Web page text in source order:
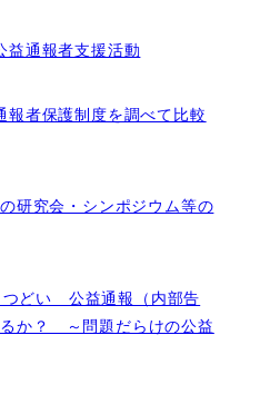
益通報者支援活動
者保護制度を調べて比較
研究会・シンポジウム等の
どい 公益通報（内部告
か？ ～問題だらけの公益